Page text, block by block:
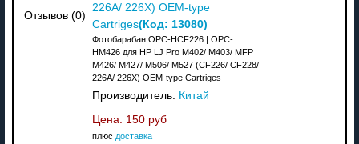
Отзывов (0)
226A/ 226X) OEM-type
Cartriges(Код: 13080)
Фотобарабан OPC-HCF226 | OPC-
HM426 для HP LJ Pro M402/ M403/ MFP
M426/ M427/ M506/ M527 (CF226/ CF228/
226A/ 226X) OEM-type Cartriges
Производитель: Китай
Цена: 150 руб
плюс доставка